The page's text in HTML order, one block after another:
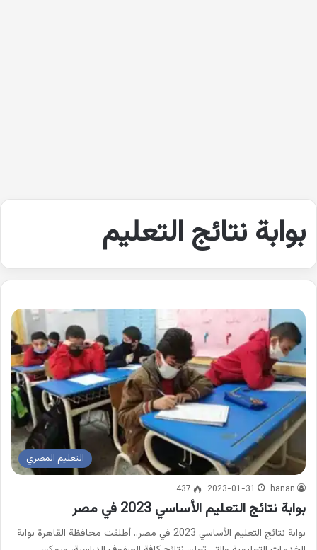
بوابة نتائج التعليم
التعليم المصري
hanan
2023-01-31
437
بوابة نتائج التعليم الأساسي 2023 في مصر
بوابة نتائج التعليم الأساسي 2023 في مصر.. أطلقت محافظة القاهرة بوابة